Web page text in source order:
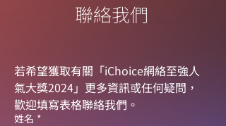
​聯絡我們
若希望獲取有關「iChoice網絡至強人
氣大獎2024」更多資訊或任何疑問，
歡迎填寫表格聯絡我們。
姓名 *